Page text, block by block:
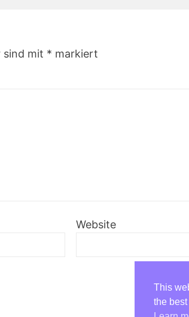
sind mit * markiert
Website
This
the